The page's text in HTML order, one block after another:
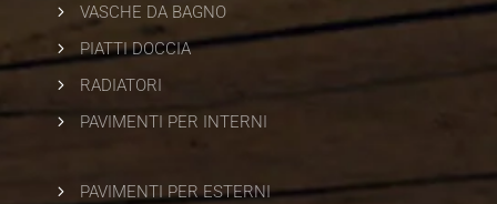
5
VASCHE DA BAGNO
5
PIATTI DOCCIA
5
RADIATORI
5
PAVIMENTI PER INTERNI
5
PAVIMENTI PER ESTERNI